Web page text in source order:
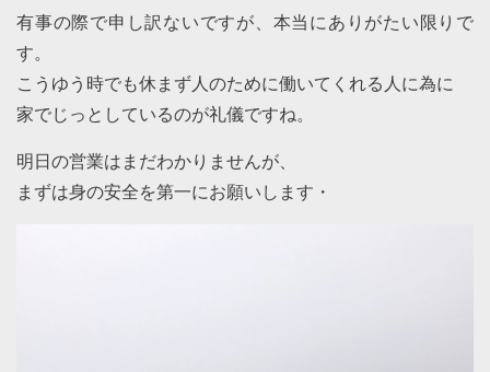
有事の際で申し訳ないですが、本当にありがたい限りで
す。
こうゆう時でも休まず人のために働いてくれる人に為に
家でじっとしているのが礼儀ですね。
明日の営業はまだわかりませんが、
まずは身の安全を第一にお願いします・